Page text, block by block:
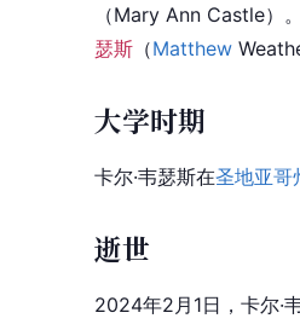
（Mary Ann Castle）
瑟斯 （Matthew
大学时期
卡尔·韦瑟斯在圣地亚哥
逝世
2024年2月1日，卡尔·